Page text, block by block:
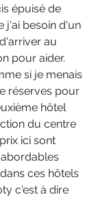
épuisé de
j'ai besoin d'un
au
pour aider.
si je menais
réserves pour
hôtel
du centre
ici sont
ces hôtels
c'est à dire